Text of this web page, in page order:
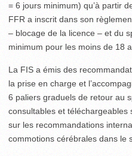
= 6 jours minimum) qu’à partir
FFR a inscrit dans son
– blocage de la licence – et du
minimum pour les moins de 18
La FIS a émis des
la prise en charge et
6 paliers graduels de retour au
consultables et téléchargeables
sur les recommandations
commotions cérébrales dans le